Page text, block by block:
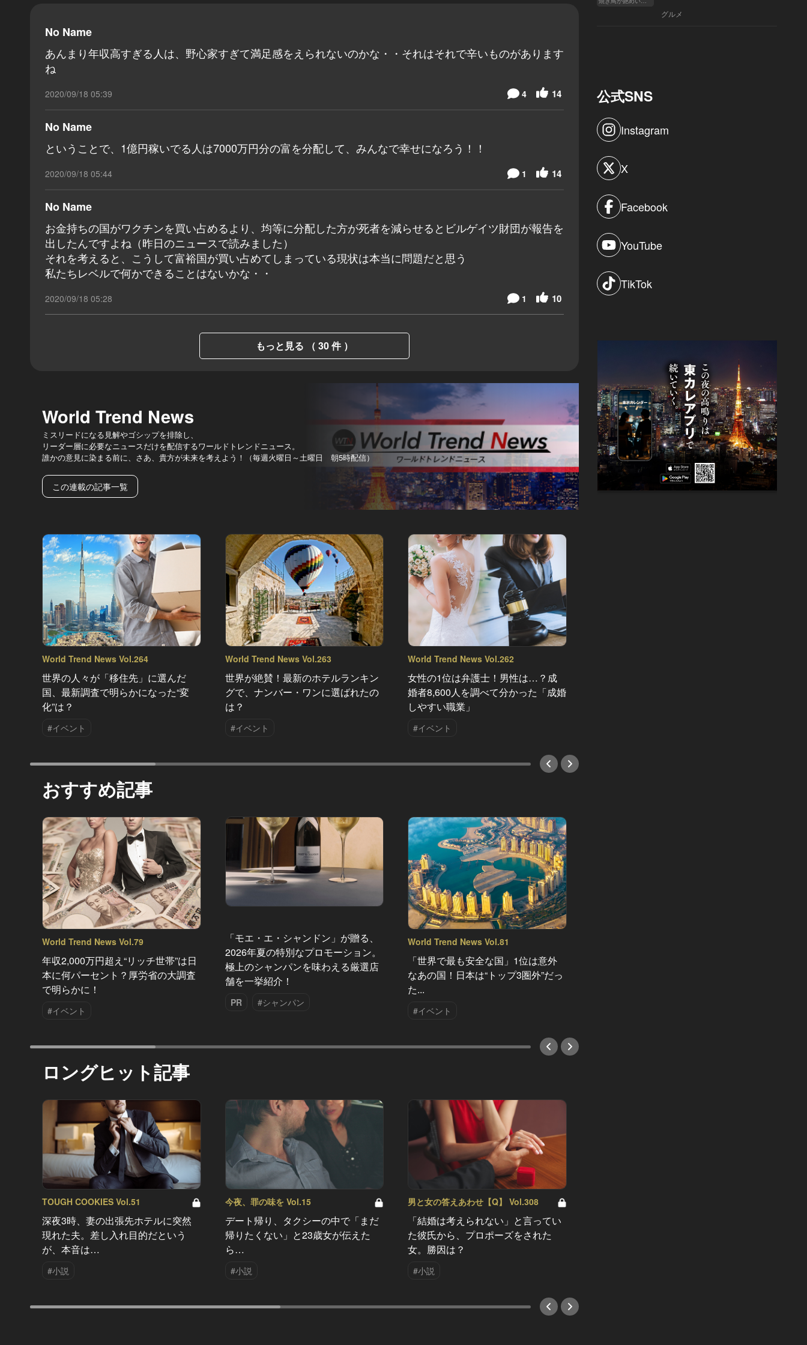
No Name
あんまり年収高すぎる人は、野心家すぎて満足感をえられないのかな・・それはそれで辛いものがあります
ね
2020/09/18 05:39 14
4
No Name
ということで、1億円稼いでる人は7000万円分の富を分配して、みんなで幸せになろう！！
2020/09/18 05:44 14
1
No Name
お金持ちの国がワクチンを買い占めるより、均等に分配した方が死者を減らせるとビルゲイツ財団が報告を
出したんですよね（昨日のニュースで読みました）
それを考えると、こうして富裕国が買い占めてしまっている現状は本当に問題だと思う
私たちレベルで何かできることはないかな・・
2020/09/18 05:28 10
1
もっと見る （ 30 件 ）
World Trend News
ミスリードになる見解やゴシップを排除し、
リーダー層に必要なニュースだけを配信するワールドトレンドニュース。
誰かの意見に染まる前に、さあ、貴方が未来を考えよう！（毎週火曜日～土曜日 朝5時配信）
この連載の記事一覧
World Trend News Vol.264
世界の人々が「移住先」に選んだ
国、最新調査で明らかになった“変
化”は？
#イベント
World Trend News Vol.263
世界が絶賛！最新のホテルランキン
グで、ナンバー・ワンに選ばれたの
は？
#イベント
World Trend News Vol.262
女性の1位は弁護士！男性は…？成
婚者8,600人を調べて分かった「成婚
しやすい職業」
#イベント
おすすめ記事
World Trend News Vol.79
年収2,000万円超え“リッチ世帯”は日
本に何パーセント？厚労省の大調査
で明らかに！
#イベント
「モエ・エ・シャンドン」が贈る、
2026年夏の特別なプロモーション。
極上のシャンパンを味わえる厳選店
舗を一挙紹介！
PR #シャンパン
World Trend News Vol.81
「世界で最も安全な国」1位は意外
なあの国！日本は“トップ3圏外”だっ
た...
#イベント
ロングヒット記事
TOUGH COOKIES Vol.51
深夜3時、妻の出張先ホテルに突然
現れた夫。差し入れ目的だという
が、本音は…
#小説
今夜、罪の味を Vol.15
デート帰り、タクシーの中で「まだ
帰りたくない」と23歳女が伝えた
ら…
#小説
男と女の答えあわせ【Q】 Vol.308
「結婚は考えられない」と言ってい
た彼氏から、プロポーズをされた
女。勝因は？
#小説
グルメ
公式SNS
Instagram
X
Facebook
YouTube
TikTok